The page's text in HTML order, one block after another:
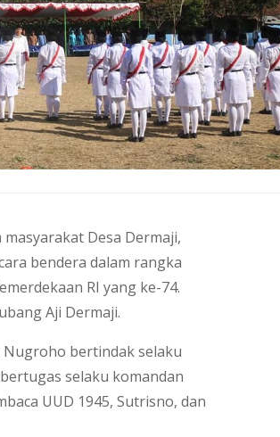
masyarakat Desa Dermaji,
bendera dalam rangka
RI yang ke-74.
Aji Dermaji.
Nugroho bertindak selaku
selaku komandan
UUD 1945, Sutrisno, dan